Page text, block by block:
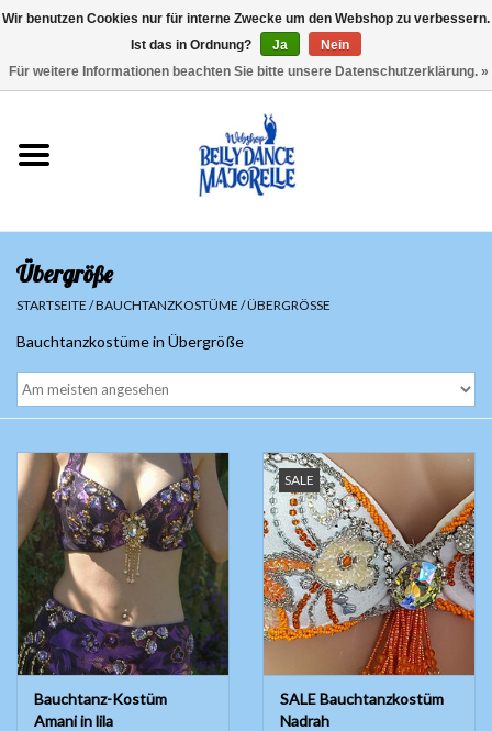
Sale
Sets
Oberteile
Röcke und Hosen
Hüfttücher
Schleier
Bauchtanzkostüme
Zubehör
Tribal dance
Catsuits / Saidi & Hagalla
Übergröße
STARTSEITE /BAUCHTANZKOSTÜME /ÜBERGRÖSSE
Bauchtanzkostüme in Übergröße
Bauchtanz-Kostüm
Amani in lila
SALE
SALE Bauchtanzkostüm
Nadrah
Wir benutzen Cookies nur für interne Zwecke um den Webshop zu verbessern.
Ist das in Ordnung?
Ja
Nein
Für weitere Informationen beachten Sie bitte unsere Datenschutzerklärung. »